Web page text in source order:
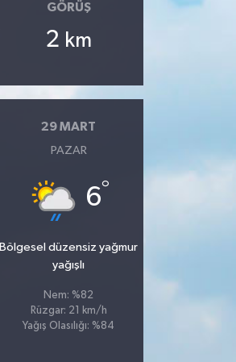
GÖRÜŞ
2 km
29 MART
PAZAR
6°
Bölgesel düzensiz yağmur
yağışlı
Nem: %82
Rüzgar: 21 km/h
Yağış Olasılığı: %84